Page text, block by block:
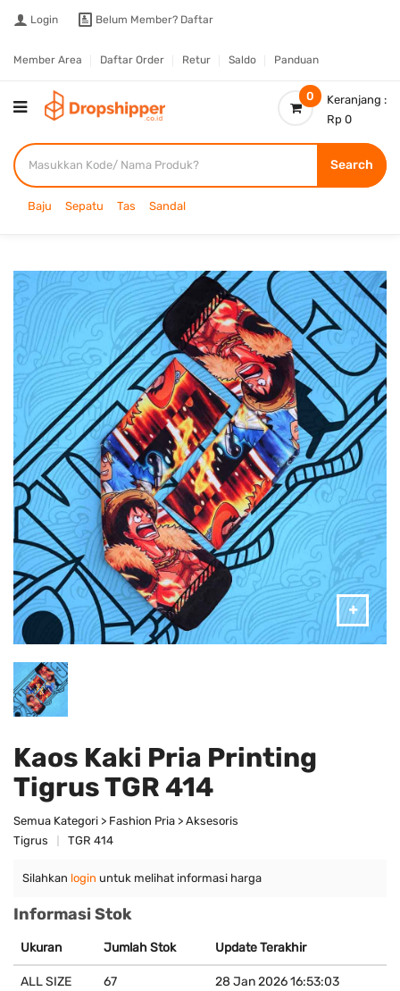
Login Belum Member? Daftar
Member Area Daftar Order Retur Saldo Panduan
0
Keranjang :
Rp 0
Search
Baju Sepatu Tas Sandal
Kaos Kaki Pria Printing
Tigrus TGR 414
Semua Kategori > Fashion Pria > Aksesoris
Tigrus
TGR 414
Silahkan login untuk melihat informasi harga
Informasi Stok
Ukuran Jumlah Stok Update Terakhir
ALL SIZE 67 28 Jan 2026 16:53:03